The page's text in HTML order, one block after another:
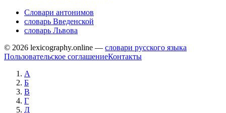
Словари антонимов
словарь Введенской
словарь Львова
© 2026 lexicography.online — словари русского языка
Пользовательское соглашениеКонтакты
А
Б
В
Г
Д